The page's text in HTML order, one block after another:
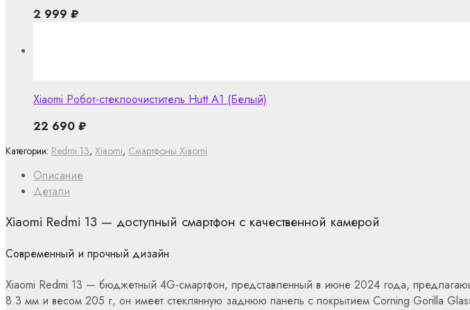
Описание
Детали
Xiaomi Redmi 13 — доступный смартфон с качественной камерой
Современный и прочный дизайн
Xiaomi Redmi 13 — бюджетный 4G-смартфон, представленный в июне 2024 года,
8.3 мм и весом 205 г, он имеет стеклянную заднюю панель с покрытием Corning Gorilla
Категории: Redmi 13, Xiaomi, Смартфоны Xiaomi
2 999 ₽
Xiaomi Робот-стеклоочиститель Hutt A1 (Белый)
22 690 ₽